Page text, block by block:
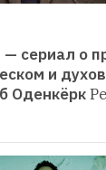
сериал о
и
Оденкёрк